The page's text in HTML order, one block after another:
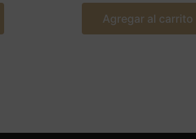
Agregar al carrito